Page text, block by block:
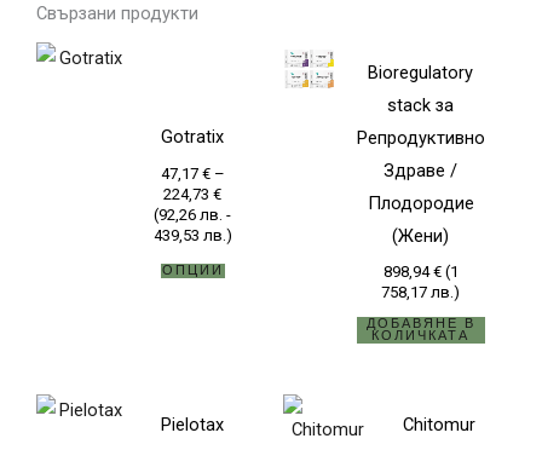
Свързани продукти
Gotratix
47,17 € –
224,73€
224,73 €
(92,26 лв. -
439,53 лв. )
ОПЦИИ
The
may
the
Bioregulatory
stack за
Репродуктивно
Здраве /
Плодородие
(Жени)
898,94€ (1
758,17 лв. )
ДОБАВЯНЕ В
КОЛИЧКАТА
Pielotaxrange:
Chitomurrange: